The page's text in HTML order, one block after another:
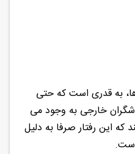
ها، به قدری است که حتی
خارجی به وجود می
که این رفتار صرفا به دلیل